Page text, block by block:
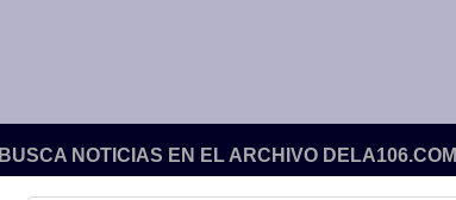
BUSCA NOTICIAS EN EL ARCHIVO DELA106.COM